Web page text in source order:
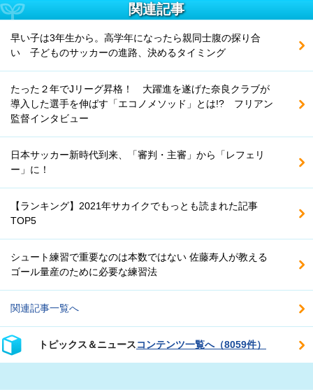
関連記事
早い子は3年生から。高学年になったら親同士腹の探り合
い 子どものサッカーの進路、決めるタイミング
たった２年でJリーグ昇格！ 大躍進を遂げた奈良クラブが
導入した選手を伸ばす「エコノメソッド」とは!? フリアン
監督インタビュー
日本サッカー新時代到来、「審判・主審」から「レフェリ
ー」に！
【ランキング】2021年サカイクでもっとも読まれた記事
TOP5
シュート練習で重要なのは本数ではない 佐藤寿人が教える
ゴール量産のために必要な練習法
関連記事一覧へ
トピックス＆ニュースコンテンツ一覧へ（8059件）